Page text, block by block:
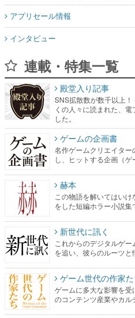
アプリセール情報
インタビュー
連載・特集一覧
殿堂入り記事
SNS拡散数が数千以上
くの人々に読まれた、電
した。
ゲームの企画書
名作ゲームクリエイター
し、ヒットする企画（ゲ
赫本
この物語を解いてはい
をした短編ホラー小説集
新世代に訊く
これからのデジタルゲ
を追い、彼らのルーツと
ゲーム世代の作家
ゲームに多大な影響を
のコンテンツ産業やカル